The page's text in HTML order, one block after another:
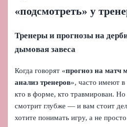
«подсмотреть» у
Тренеры и прогнозы на
дымовая завеса
Когда говорят «прогноз на матч
анализ тренеров», часто имеют
кто в форме, кто травмирован.
смотрит глубже — и вам стоит
хотите понимать игру, а не